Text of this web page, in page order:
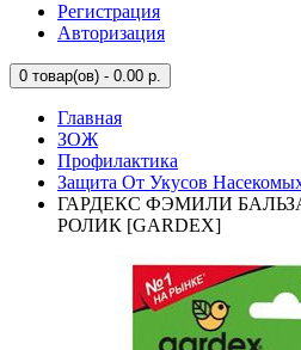
Регистрация
Авторизация
0 товар(ов) - 0.00 р.
Главная
ЗОЖ
Профилактика
Защита От Укусов
ГАРДЕКС ФЭМИЛИ
РОЛИК [GARDEX]